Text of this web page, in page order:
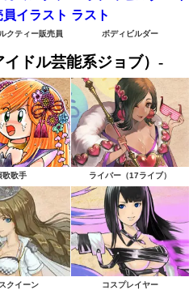
クティー販売員 ボディビルダー
ドル芸能系ジョブ）-
歌歌手 ライバー（17ライブ）
クイーン コスプレイヤー